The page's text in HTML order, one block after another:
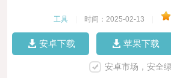
工具 时间：2025-02-13
安卓下载 苹果下载
安卓市场，安全